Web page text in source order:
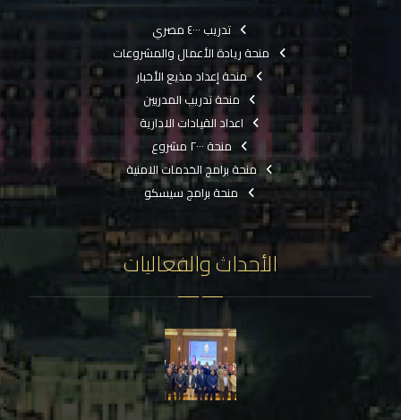
تدريب ٤٠٠٠ مصري
منحة ريادة الأعمال والمشروعات
منحة إعداد مذيع الأخبار
منحة تدريب المدربين
اعداد القيادات الادارية
منحة ٢٠٠٠ مشروع
منحة برامج الخدمات الامنية
منحة برامج سيسكو
الأحداث والفعاليات